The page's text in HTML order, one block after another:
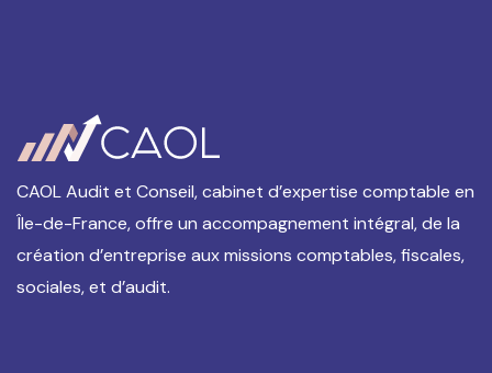
CAOL Audit et Conseil, cabinet d’expertise comptable en
Île-de-France, offre un accompagnement intégral, de la
création d’entreprise aux missions comptables, fiscales,
sociales, et d’audit.